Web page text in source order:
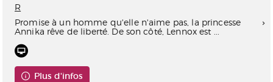
R
Promise à un homme qu'elle n'aime pas, la princesse
Annika rêve de liberté. De son côté, Lennox est ...
Plus d'infos